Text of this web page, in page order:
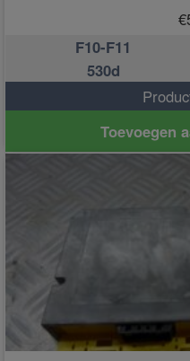
€
F10-F11
530d
Toevoegen